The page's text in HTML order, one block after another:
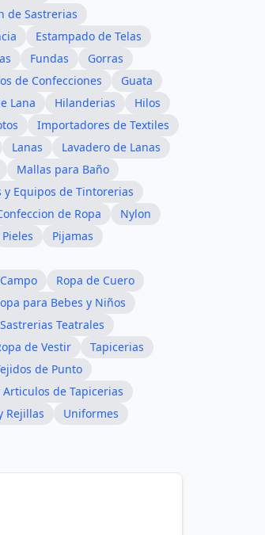
de Sastrerias
Estampado de Telas
Fundas
Gorras
de Confecciones
Guata
Lana Hilanderias
Hilos
Importadores de Textiles
Lanas
Lavadero de Lanas
Mallas para Baño
y Equipos de Tintorerias
de Ropa
Nylon
Pieles
Pijamas
Ropa de Cuero
para Bebes y Niños
Sastrerias Teatrales
de Vestir
Tapicerias
de Punto
Articulos de Tapicerias
Rejillas
Uniformes